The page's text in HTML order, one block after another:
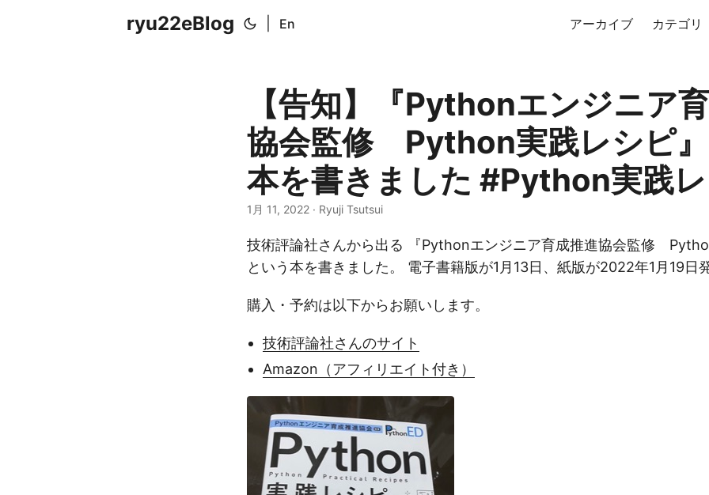
ryu22eBlog En アーカイブ カテゴリ
【告知】『Pythonエンジニア
協会監修 Python実践レシピ
本を書きました #Python実践
1月 11, 2022 · Ryuji Tsutsui
技術評論社さんから出る 『Pythonエンジニア育成推進協会監修
という本を書きました。 電子書籍版が1月13日、紙版が2022年1月19日
購入・予約は以下からお願いします。
技術評論社さんのサイト
Amazon（アフィリエイト付き）